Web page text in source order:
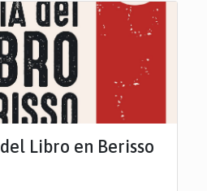
Libro en Berisso